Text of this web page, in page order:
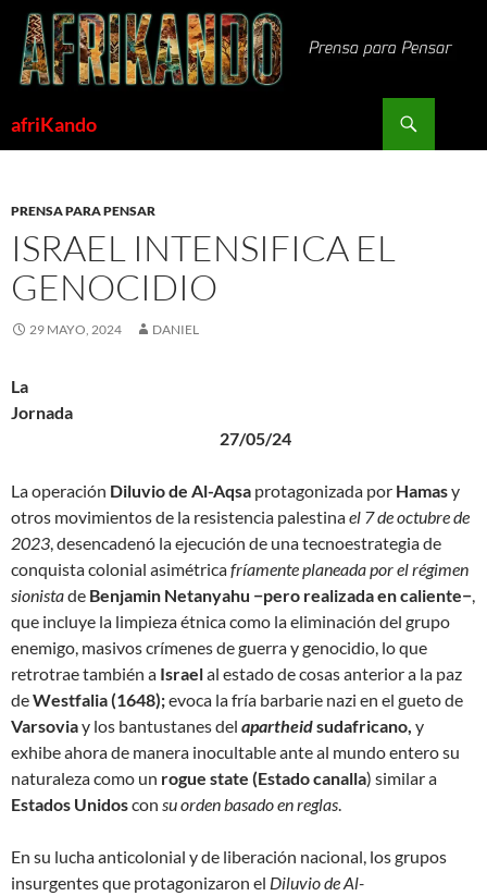
Saltar
contenido
afriKando
PRENSA PARA PENSAR
ISRAEL INTENSIFICA EL
GENOCIDIO
29 MAYO, 2024 DANIEL
La
Jornada
27/05/24
La operación Diluvio de Al-Aqsa protagonizada por Hamasy
otros movimientos de la resistencia palestinael 7 de octubre de
2023, desencadenó la ejecución de una tecnoestrategia de
conquista colonial asimétricafríamente planeada por el régimen
sionistade Benjamin Netanyahu −pero realizada en caliente−,
que incluye la limpieza étnica como la eliminación del grupo
enemigo, masivos crímenes de guerra y genocidio, lo que
retrotrae también a Israelal estado de cosas anterior a la paz
deWestfalia (1648);evoca la fría barbarie nazi en el gueto de
Varsoviay los bantustanes del apartheidsudafricano, y
exhibe ahora de manera inocultable ante al mundo entero su
naturaleza como un rogue state (Estado canalla) similar a
Estados Unidoscon suorden basado en reglas.
En su lucha anticolonial y de liberación nacional, los grupos
insurgentes que protagonizaron el Diluvio de Al-